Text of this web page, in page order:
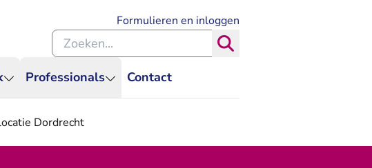
Professionals Contact
Formulieren en inloggen
Zoeken binnen de Rechtspraak
Dordrecht